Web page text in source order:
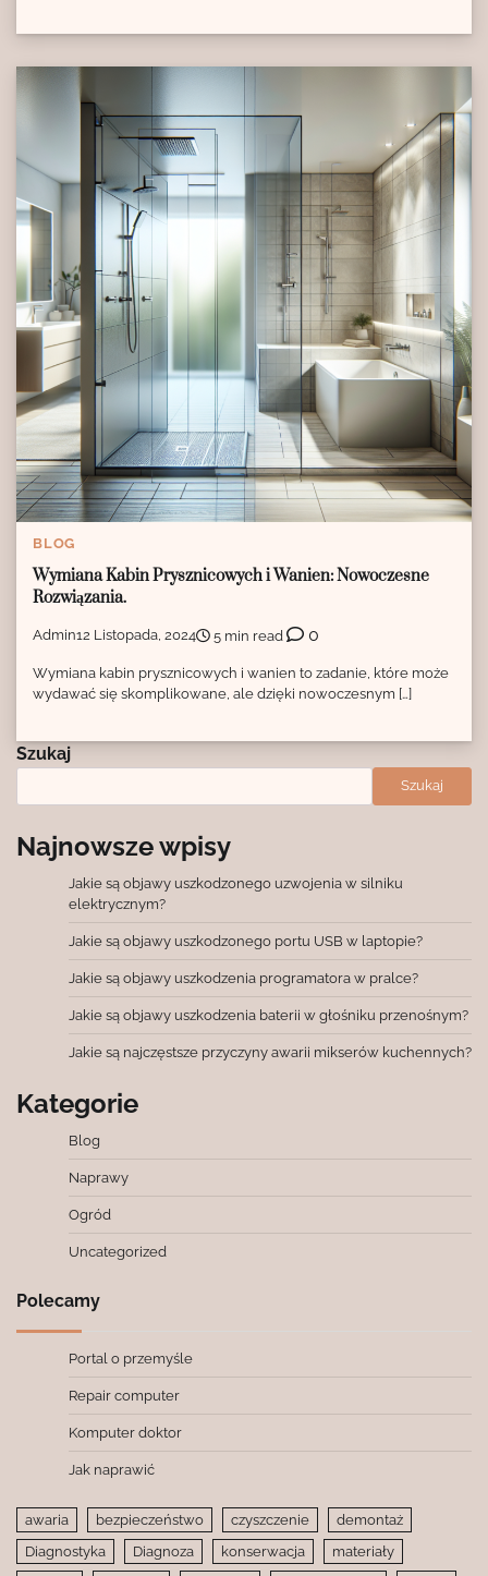
BLOG
Wymiana Kabin Prysznicowych i Wanien: Nowoczesne
Rozwiązania.
Admin12 Listopada, 2024 5 min read 0
Wymiana kabin prysznicowych i wanien to zadanie, które może
wydawać się skomplikowane, ale dzięki nowoczesnym […]
Szukaj
Szukaj
Najnowsze wpisy
Jakie są objawy uszkodzonego uzwojenia w silniku
elektrycznym?
Jakie są objawy uszkodzonego portu USB w laptopie?
Jakie są objawy uszkodzenia programatora w pralce?
Jakie są objawy uszkodzenia baterii w głośniku przenośnym?
Jakie są najczęstsze przyczyny awarii mikserów kuchennych?
Kategorie
Blog
Naprawy
Ogród
Uncategorized
Polecamy
Portal o przemyśle
Repair computer
Komputer doktor
Jak naprawić
awaria bezpieczeństwo czyszczenie
demontaż
Diagnostyka
Diagnoza konserwacja
materiały